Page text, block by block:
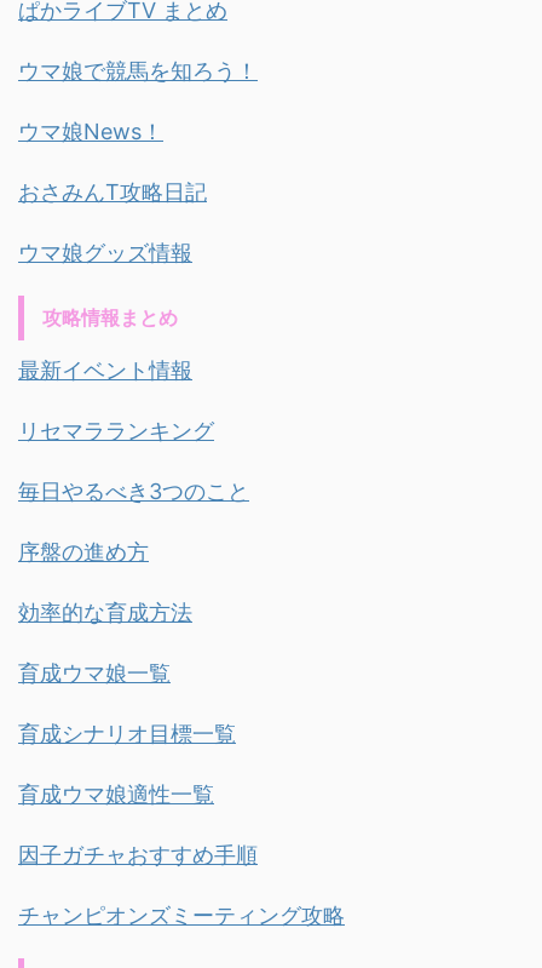
ぱかライブTV まとめ
ウマ娘で競馬を知ろう！
ウマ娘News！
おさみんT攻略日記
ウマ娘グッズ情報
攻略情報まとめ
最新イベント情報
リセマラランキング
毎日やるべき3つのこと
序盤の進め方
効率的な育成方法
育成ウマ娘一覧
育成シナリオ目標一覧
育成ウマ娘適性一覧
因子ガチャおすすめ手順
チャンピオンズミーティング攻略